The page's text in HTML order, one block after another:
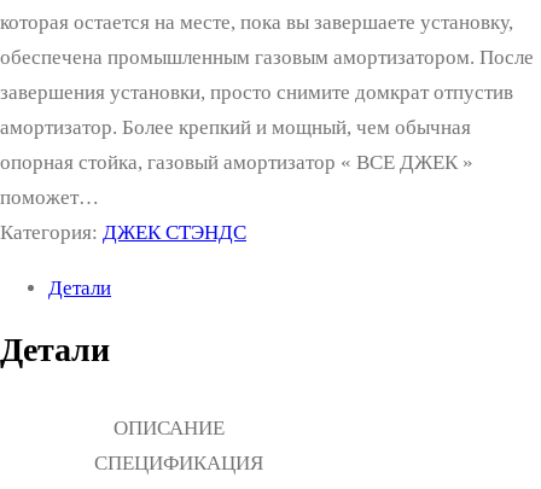
которая остается на месте, пока вы завершаете установку,
обеспечена промышленным газовым амортизатором. После
завершения установки, просто снимите домкрат отпустив
амортизатор. Более крепкий и мощный, чем обычная
опорная стойка, газовый амортизатор « ВСЕ ДЖЕК »
поможет…
Категория: ДЖЕК СТЭНДС
Детали
Детали
ОПИСАНИЕ
СПЕЦИФИКАЦИЯ